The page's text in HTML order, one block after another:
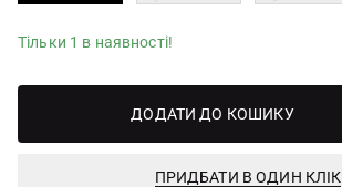
Тільки 1 в наявності!
ДОДАТИ ДО КОШИКУ
ПРИДБАТИ В ОДИН КЛІК